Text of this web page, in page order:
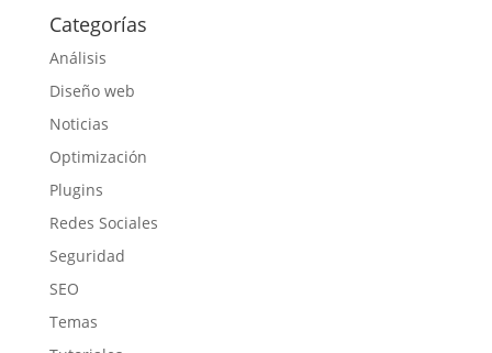
Categorías
Análisis
Diseño web
Noticias
Optimización
Plugins
Redes Sociales
Seguridad
SEO
Temas